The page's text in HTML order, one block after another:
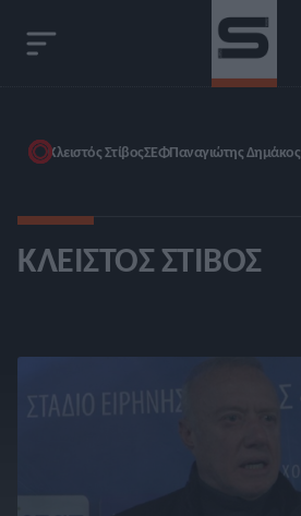
Κλειστός ΣτίβοςΣΕΦΠαναγιώτης Δημάκος
ΚΛΕΙΣΤΌΣ ΣΤΊΒΟΣ